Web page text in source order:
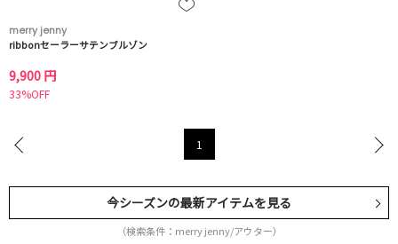
merry jenny
ribbonセーラーサテンブルゾン
9,900 円
33%OFF
1
今シーズンの最新アイテムを見る
（検索条件：merry jenny/アウター）